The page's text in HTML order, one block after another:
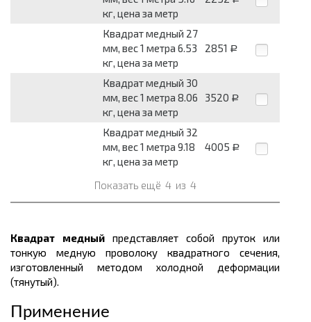
кг, цена за метр
Квадрат медный 27
мм, вес 1 метра 6.53
кг, цена за метр
2851 Р
Квадрат медный 30
мм, вес 1 метра 8.06
кг, цена за метр
3520 Р
Квадрат медный 32
мм, вес 1 метра 9.18
кг, цена за метр
4005 Р
Показать ещё 4 из 4
Квадрат медный представляет собой пруток или
тонкую медную проволоку квадратного сечения,
изготовленный методом холодной деформации
(тянутый).
Применение